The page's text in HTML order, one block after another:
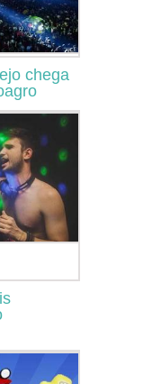
chega